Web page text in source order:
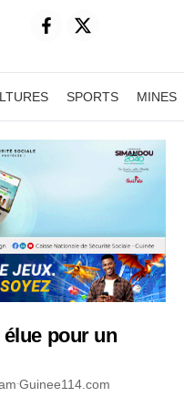
SPORTS MINES
pour un
Guinee114.com